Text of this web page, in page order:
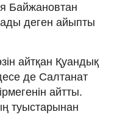
Байжановтан
деген айыпты
айтқан Қуандық
де Салтанат
айтты.
туыстарынан